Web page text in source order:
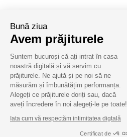
Bună ziua
Avem prăjiturele
Suntem bucuroși că ați intrat în casa
noastră digitală și vă servim cu
prăjiturele. Ne ajută și pe noi să ne
măsurăm și îmbunătățim performanța.
Alegeți ce prăjiturele doriți sau, dacă
aveți încredere în noi alegeți-le pe toate!
Iata cum vă respectăm intimitatea digtală
Certificat de